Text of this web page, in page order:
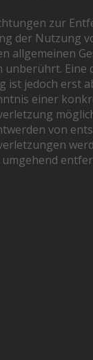
zur
der Nutzung
allgemeinen
unberührt. Eine
ist jedoch erst
einer
von